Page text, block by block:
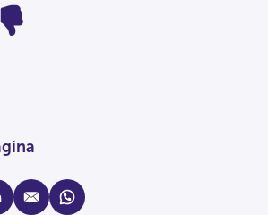
mail whatsapp